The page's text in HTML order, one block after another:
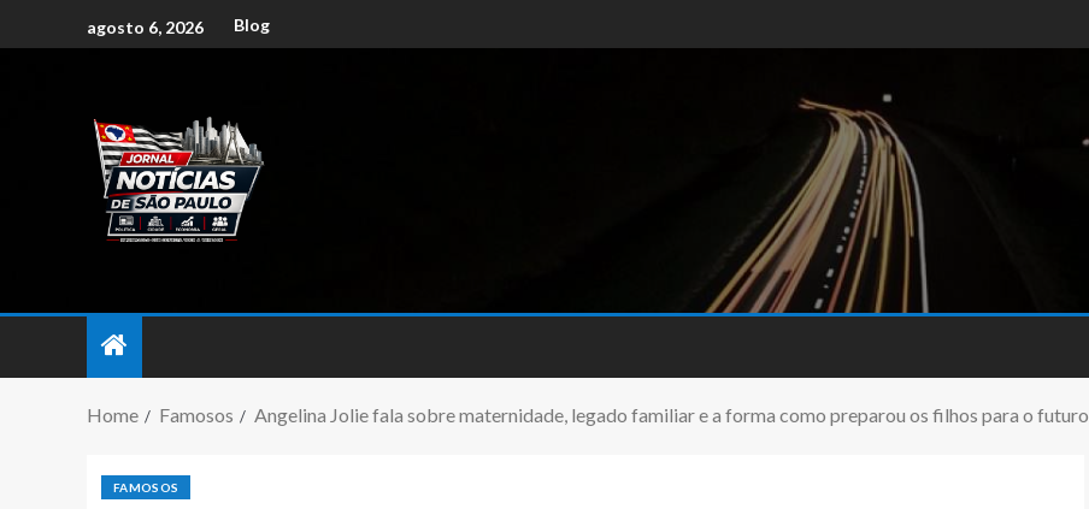
agosto 6, 2026 Blog
Home Famosos Angelina Jolie fala sobre maternidade, legado familiar e a forma como preparou os filhos para o futuro
FAMOSOS